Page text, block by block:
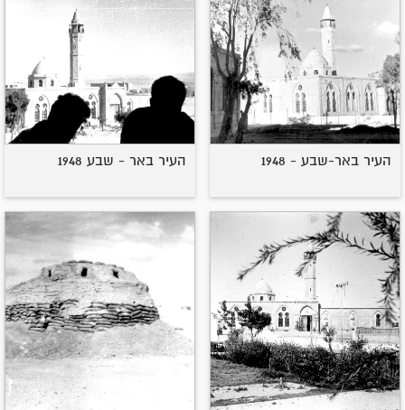
העיר באר-שבע - 1948 העיר באר - שבע 1948